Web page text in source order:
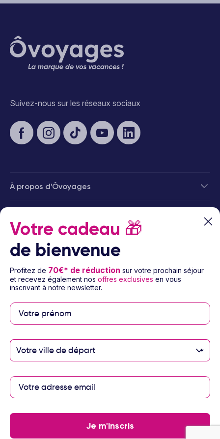
Suivez-nous sur les réseaux sociaux
À propos d’Ôvoyages
© 2026 Ôvoyages
Paiement sécurisé
Paiement en 3 ou 4
fois par carte
notre partenaire
Votre cadeau 🎁
de bienvenue
Profitez de 70€* de réduction sur votre prochain séjour
et recevez également nos offres exclusives en vous
inscrivant à notre newsletter.
Votre ville de départ
Je m'inscris